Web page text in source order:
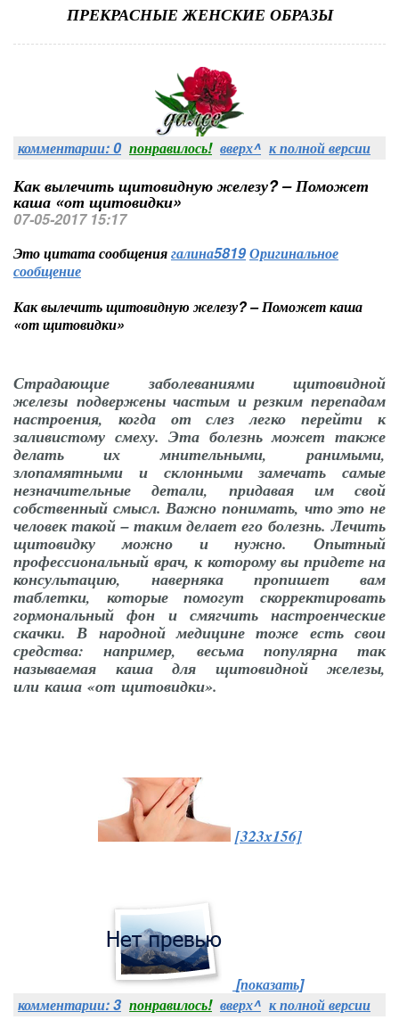
ПРЕКРАСНЫЕ ЖЕНСКИЕ ОБРАЗЫ
комментарии: 0 понравилось! вверх^ к полной версии
Как вылечить щитовидную железу? – Поможет
каша «от щитовидки»
07-05-2017 15:17
Это цитата сообщениягалина5819Оригинальное
сообщение
Как вылечить щитовидную железу? – Поможет каша
«от щитовидки»
Страдающие заболеваниями щитовидной
железы подвержены частым и резким перепадам
настроения, когда от слез легко перейти к
заливистому смеху. Эта болезнь может также
делать их мнительными, ранимыми,
злопамятными и склонными замечать самые
незначительные детали, придавая им свой
собственный смысл. Важно понимать, что это не
человек такой – таким делает его болезнь. Лечить
щитовидку можно и нужно. Опытный
профессиональный врач, к которому вы придете на
консультацию, наверняка пропишет вам
таблетки, которые помогут скорректировать
гормональный фон и смягчить настроенческие
скачки. В народной медицине тоже есть свои
средства: например, весьма популярна так
называемая каша для щитовидной железы,
или каша «от щитовидки».
[323x156]
[показать]
комментарии: 3 понравилось! вверх^ к полной версии